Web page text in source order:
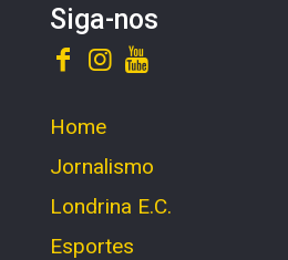
Siga-nos
Home
Jornalismo
Londrina E.C.
Esportes